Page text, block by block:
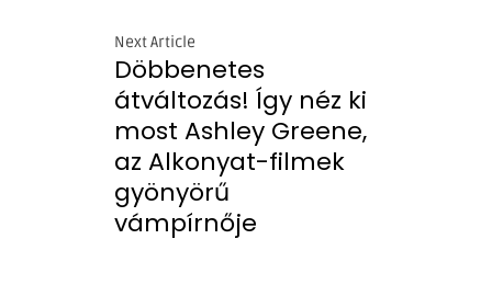
Next Article
Döbbenetes
átváltozás! Így néz ki
most Ashley Greene,
az Alkonyat-filmek
gyönyörű
vámpírnője